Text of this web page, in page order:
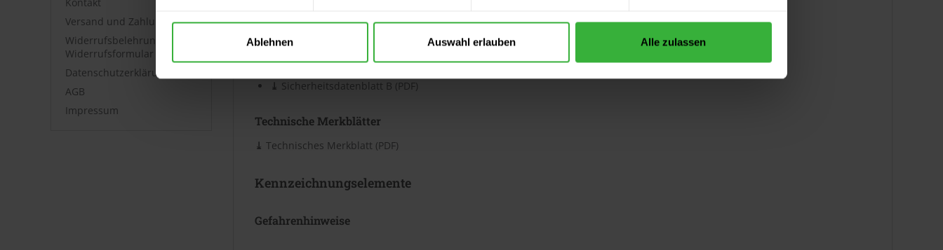
Ablehnen Auswahl erlauben Alle zulassen
Versand und Zahlung
Widerrufsbelehrung &
Widerrufsformular
Datenschutzerklärung
AGB
Impressum
Datenblätter & Dokumente
Sicherheitsdatenblätter
⤓ Sicherheitsdatenblatt B (PDF)
Technische Merkblätter
⤓ Technisches Merkblatt (PDF)
Kennzeichnungselemente
Gefahrenhinweise